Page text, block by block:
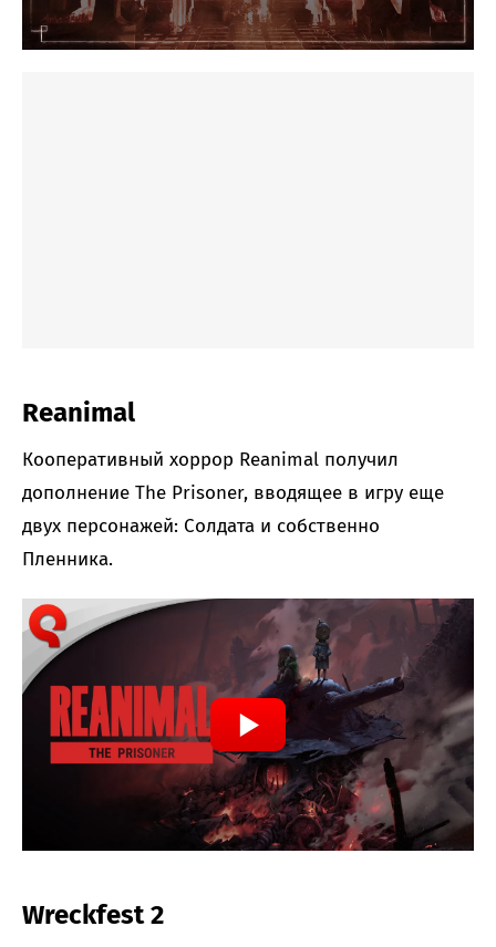
Reanimal
Кооперативный хоррор Reanimal получил
дополнение The Prisoner, вводящее в игру еще
двух персонажей: Солдата и собственно
Пленника.
Wreckfest 2